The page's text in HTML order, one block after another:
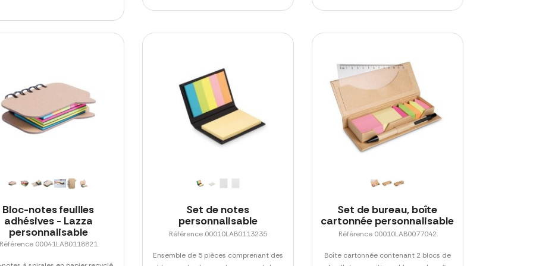
Bloc-notes feuilles
adhésives - Lazza
personnalisable
00041LAB0118821
Set de notes
personnalisable
Référence 00010LAB0113235
Ensemble de 5 pièces comprenant des
Set de bureau, boîte
cartonnée personnalisable
Référence 00010LAB0077042
Boîte cartonnée contenant 2 blocs de